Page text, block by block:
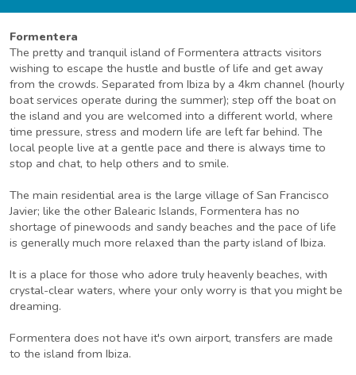
Formentera
The pretty and tranquil island of Formentera attracts visitors
wishing to escape the hustle and bustle of life and get away
from the crowds. Separated from Ibiza by a 4km channel (hourly
boat services operate during the summer); step off the boat on
the island and you are welcomed into a different world, where
time pressure, stress and modern life are left far behind. The
local people live at a gentle pace and there is always time to
stop and chat, to help others and to smile.
The main residential area is the large village of San Francisco
Javier; like the other Balearic Islands, Formentera has no
shortage of pinewoods and sandy beaches and the pace of life
is generally much more relaxed than the party island of Ibiza.
It is a place for those who adore truly heavenly beaches, with
crystal-clear waters, where your only worry is that you might be
dreaming.
Formentera does not have it's own airport, transfers are made
to the island from Ibiza.